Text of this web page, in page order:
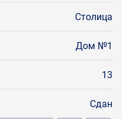
Столица
Дом №1
13
Сдан